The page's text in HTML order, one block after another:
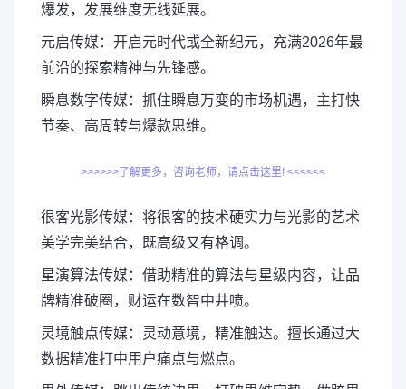
爆发，发展维度无线延展。
元启传媒：开启元时代或全新纪元，充满2026年最
前沿的探索精神与先锋感。
瞬息数字传媒：抓住瞬息万变的市场机遇，主打快
节奏、高周转与爆款思维。
>>>>>>了解更多，咨询老师，请点击这里! <<<<<<
很客光影传媒：将很客的技术硬实力与光影的艺术
美学完美结合，既高级又有格调。
星演算法传媒：借助精准的算法与星级内容，让品
牌精准破圈，财运在数智中井喷。
灵境触点传媒：灵动意境，精准触达。擅长通过大
数据精准打中用户痛点与燃点。